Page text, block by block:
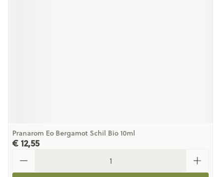
Pranarom Eo Bergamot Schil Bio 10ml
€ 12,55